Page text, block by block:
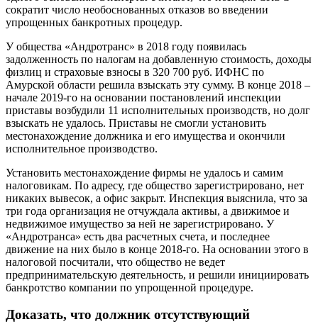
сократит число необоснованных отказов во введении
упрощенных банкротных процедур.
У общества «Андротранс» в 2018 году появилась
задолженность по налогам на добавленную стоимость, доходы
физлиц и страховые взносы в 320 700 руб. ИФНС по
Амурской области решила взыскать эту сумму. В конце 2018 –
начале 2019-го на основании постановлений инспекции
приставы возбудили 11 исполнительных производств, но долг
взыскать не удалось. Приставы не смогли установить
местонахождение должника и его имущества и окончили
исполнительное производство.
Установить местонахождение фирмы не удалось и самим
налоговикам. По адресу, где общество зарегистрировано, нет
никаких вывесок, а офис закрыт. Инспекция выяснила, что за
три года организация не отчуждала активы, а движимое и
недвижимое имущество за ней не зарегистрировано. У
«Андротранса» есть два расчетных счета, и последнее
движение на них было в конце 2018-го. На основании этого в
налоговой посчитали, что общество не ведет
предпринимательскую деятельность, и решили инициировать
банкротство компании по упрощенной процедуре.
Доказать, что должник отсутствующий